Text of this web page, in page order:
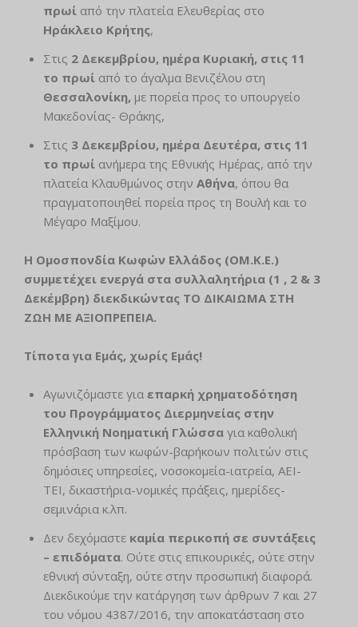
πρωί από την πλατεία Ελευθερίας στο
Ηράκλειο Κρήτης,
Στις 2 Δεκεμβρίου, ημέρα Κυριακή, στις 11
το πρωί από το άγαλμα Βενιζέλου στη
Θεσσαλονίκη, με πορεία προς το υπουργείο
Μακεδονίας- Θράκης,
Στις 3 Δεκεμβρίου, ημέρα Δευτέρα, στις 11
το πρωί ανήμερα της Εθνικής Ημέρας, από την
πλατεία Κλαυθμώνος στην Αθήνα, όπου θα
πραγματοποιηθεί πορεία προς τη Βουλή και το
Μέγαρο Μαξίμου.
Η Ομοσπονδία Κωφών Ελλάδος (ΟΜ.Κ.Ε.)
συμμετέχει ενεργά στα συλλαλητήρια (1 , 2 & 3
Δεκέμβρη) διεκδικώντας ΤΟ ΔΙΚΑΙΩΜΑ ΣΤΗ
ΖΩΗ ΜΕ ΑΞΙΟΠΡΕΠΕΙΑ.
Τίποτα για Εμάς, χωρίς Εμάς!
Αγωνιζόμαστε για επαρκή χρηματοδότηση
του Προγράμματος Διερμηνείας στην
Ελληνική Νοηματική Γλώσσα για καθολική
πρόσβαση των κωφών-βαρήκοων πολιτών στις
δημόσιες υπηρεσίες, νοσοκομεία-ιατρεία, ΑΕΙ-
ΤΕΙ, δικαστήρια-νομικές πράξεις, ημερίδες-
σεμινάρια κ.λπ.
Δεν δεχόμαστε καμία περικοπή σε συντάξεις
– επιδόματα. Ούτε στις επικουρικές, ούτε στην
εθνική σύνταξη, ούτε στην προσωπική διαφορά.
Διεκδικούμε την κατάργηση των άρθρων 7 και 27
του νόμου 4387/2016, την αποκατάσταση στο